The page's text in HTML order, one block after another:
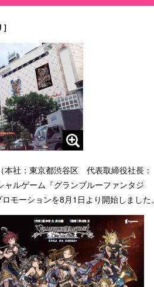
本社：東京都渋谷区 代表取締役社長：
ルゲーム『グランブルーファンタジ
モーションを8月1日より開始しました。